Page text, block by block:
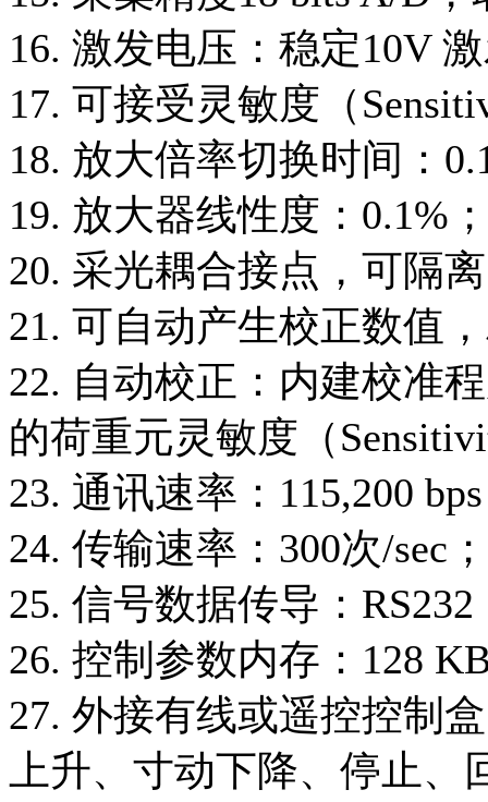
16. 激发电压：稳定10V
17. 可接受灵敏度（
18. 放大倍率切换时间：
19. 放大器线性度：0.1%
20. 采光耦合接点，可隔
21. 可自动产生校正数值
22. 自动校正：内建校准
的荷重元灵敏度（
23. 通讯速率：115,200
24. 传输速率：300次/sec；
25. 信号数据传导：RS232
26. 控制参数内存：128
27. 外接有线或遥控控制
上升、寸动下降、停止